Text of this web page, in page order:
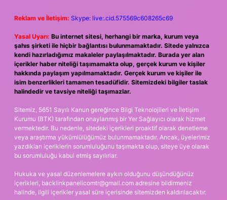
Reklam ve İletişim: Skype: live:.cid.575569c608265c69
Yasal Uyarı: Bu internet sitesi, herhangi bir marka, kurum veya
şahıs şirketi ile hiçbir bağlantısı bulunmamaktadır. Sitede yalnızca
kendi hazırladığımız makaleler paylaşılmaktadır. Burada yer alan
içerikler haber niteliği taşımamakta olup, gerçek kurum ve kişiler
hakkında paylaşım yapılmamaktadır. Gerçek kurum ve kişiler ile
isim benzerlikleri tamamen tesadüfidir. Sitemizdeki bilgiler taslak
halindedir ve tavsiye niteliği taşımazlar.
Sitemiz, 5651 Sayılı Kanun gereğince Bilgi Teknolojileri ve İletişim
Kurumu (BTK) tarafından onaylanmış bir Yer Sağlayıcı olarak hizmet
vermektedir. Bu nedenle, sitedeki içerikleri proaktif olarak denetleme
veya araştırma yükümlülüğümüz bulunmamaktadır. Ancak, üyelerimiz
yazdıkları içeriklerin sorumluluğunu taşımakta olup, siteye üye olarak
bu sorumluluğu kabul etmiş sayılırlar.
Hukuka ve yasal düzenlemelere aykırı olduğunu düşündüğünüz
içerikleri, backlinkpanelicomtr@gmail.com adresine bildirmeniz
halinde, ilgili içerikler yasal süre içerisinde sitemizden kaldırılacaktır.